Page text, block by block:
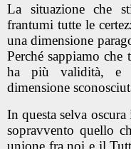
La situazione che
frantumi tutte le
una dimensione
Perché sappiamo
ha più validità, e
dimensione
In questa selva
sopravvento quello
unione fra noi e il